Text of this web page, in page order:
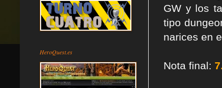
GW y los
tipo
narices en
Nota final:
HeroQuest.es